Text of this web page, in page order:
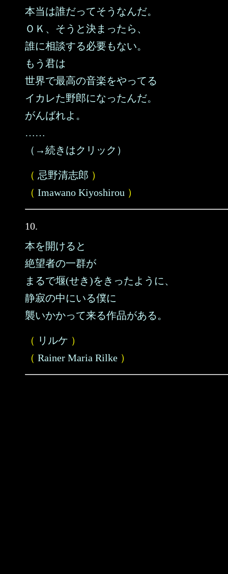
本当は誰だってそうなんだ。
ＯＫ、そうと決まったら、
誰に相談する必要もない。
もう君は
世界で最高の音楽をやってる
イカレた野郎になったんだ。
がんばれよ。
……
（→続きはクリック）
（ 忌野清志郎 ）
（ Imawano Kiyoshirou ）
10.
本を開けると
絶望者の一群が
まるで堰(せき)をきったように、
静寂の中にいる僕に
襲いかかって来る作品がある。
（ リルケ ）
（ Rainer Maria Rilke ）